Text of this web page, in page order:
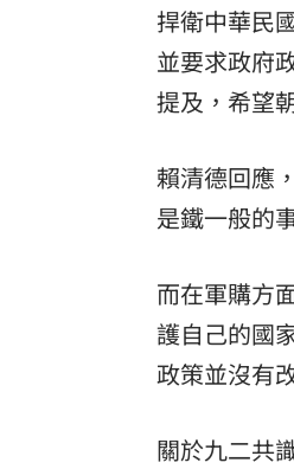
捍衛中華民
並要求政府
提及，希望
賴清德回應
是鐵一般的
而在軍購方
護自己的國
政策並沒有
關於九二共